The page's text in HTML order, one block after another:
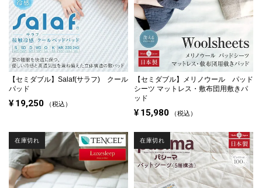
【セミダブル】 Salaf(サラフ) クール
パッド
¥ 19,250 税込
【セミダブル】
メリノウール パッド
シーツ マットレス・敷布団用敷きパ
ッド
¥ 15,980 税込
在庫切れ 在庫切れ